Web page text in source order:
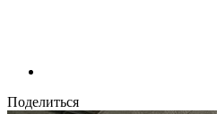
Поделиться